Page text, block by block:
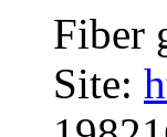
Fiber
Site: